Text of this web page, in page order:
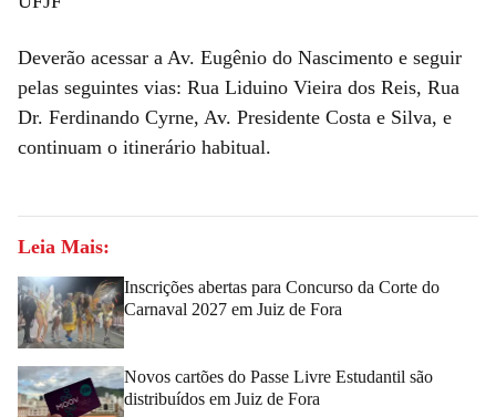
Deverão acessar a Av. Eugênio do Nascimento e seguir
pelas seguintes vias: Rua Liduino Vieira dos Reis, Rua
Dr. Ferdinando Cyrne, Av. Presidente Costa e Silva, e
continuam o itinerário habitual.
Leia Mais:
Inscrições abertas para Concurso da Corte do
Carnaval 2027 em Juiz de Fora
Novos cartões do Passe Livre Estudantil são
distribuídos em Juiz de Fora